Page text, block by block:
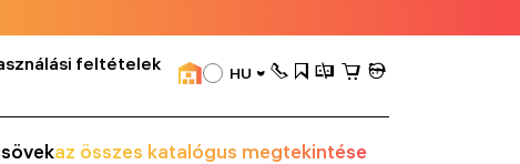
feltételek
HU
az összes katalógus megtekintése